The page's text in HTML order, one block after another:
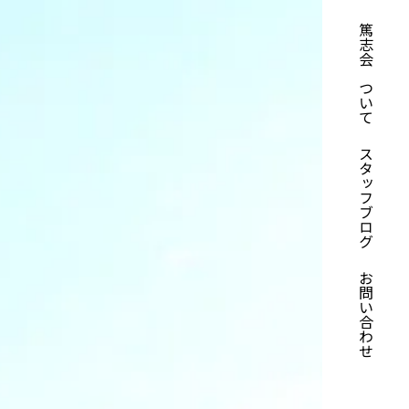
篤志会について
スタッフブログ
お問い合わせ